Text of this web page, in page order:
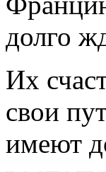
долго
Их
свои
имеют